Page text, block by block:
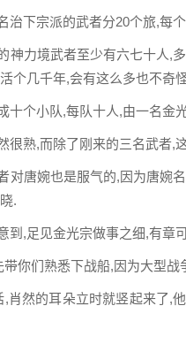
治下宗派的武者分20个旅,每
神力境武者至少有六七十人,
个几千年,会有这么多也不奇
十个小队,每队十人,由一名金
很熟,而除了刚来的三名武者,
对唐婉也是服气的,因为唐婉
.
到,足见金光宗做事之细,有章
带你们熟悉下战船,因为大型
,肖然的耳朵立时就竖起来了,